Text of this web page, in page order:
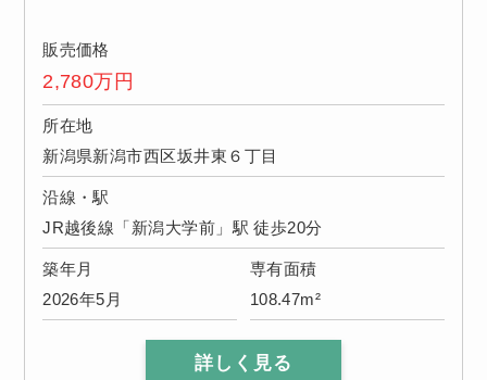
販売価格
2,780万円
所在地
新潟県新潟市西区坂井東６丁目
沿線・駅
JR越後線「新潟大学前」駅 徒歩20分
築年月
2026年5月
専有面積
108.47m²
詳しく見る